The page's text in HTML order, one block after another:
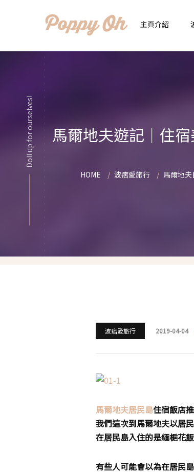
主頁介紹
新手必看
名人妝容
電力眉眼
唇彩腮紅
媽媽的日
Doll up for ourselves! 馬爾地夫遊記｜住
HOME 波痞愛旅行 馬爾地
波痞愛旅行 2019-04-04
馬爾地夫居民島住宿飯店
我們這次到馬爾地夫以居
在居民島入住的是緬梔花
有些人可能會以為在居民